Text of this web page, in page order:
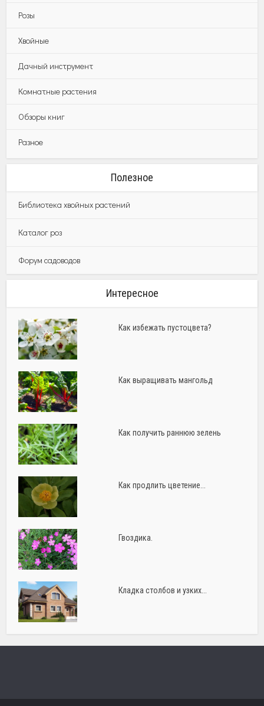
Розы
Хвойные
Дачный инструмент
Комнатные растения
Обзоры книг
Разное
Полезное
Библиотека хвойных растений
Каталог роз
Форум садоводов
Интересное
Как избежать пустоцвета?
Как выращивать мангольд
Как получить раннюю зелень
Как продлить цветение...
Гвоздика.
Кладка столбов и узких...